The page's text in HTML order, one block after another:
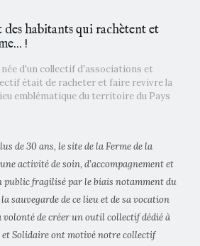
des habitants qui rachètent et
!
née d'un collectif d'associations et
était de racheter et faire revivre la
emblématique du territoire du Pays
de 30 ans, le site de la Ferme de la
activité de soin, d’accompagnement et
public fragilisé par le biais notamment du
sauvegarde de ce lieu et de sa vocation
volonté de créer un outil collectif dédié à
et Solidaire ont motivé notre collectif